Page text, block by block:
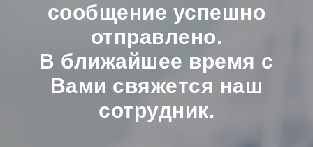
сообщение успешно
отправлено.
В ближайшее время с
Вами свяжется наш
сотрудник.